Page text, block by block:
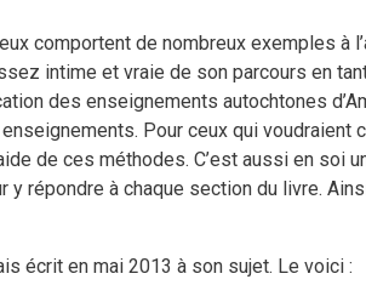
comportent de nombreux exemples à
intime et vraie de son parcours en
des enseignements autochtones
Pour ceux qui voudraient
de ces méthodes. C’est aussi en soi
répondre à chaque section du livre.
écrit en mai 2013 à son sujet. Le voici :